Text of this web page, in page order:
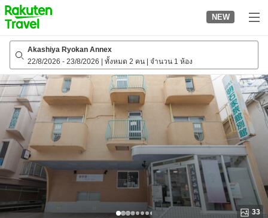
to
top
page
NEW
Akashiya Ryokan Annex
22/8/2026 - 23/8/2026 ทั้งหมด 2 คน จำนวน 1 ห้อง
33